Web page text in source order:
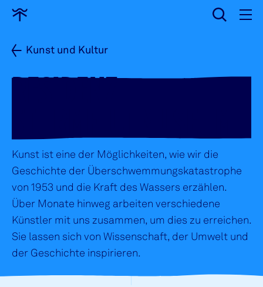
Zur
Kunst und Kultur
Kunst ist eine der Möglichkeiten, wie wir die
Geschichte der Überschwemmungskatastrophe
von 1953 und die Kraft des Wassers erzählen.
Über Monate hinweg arbeiten verschiedene
Künstler mit uns zusammen, um dies zu erreichen.
Sie lassen sich von Wissenschaft, der Umwelt und
der Geschichte inspirieren.